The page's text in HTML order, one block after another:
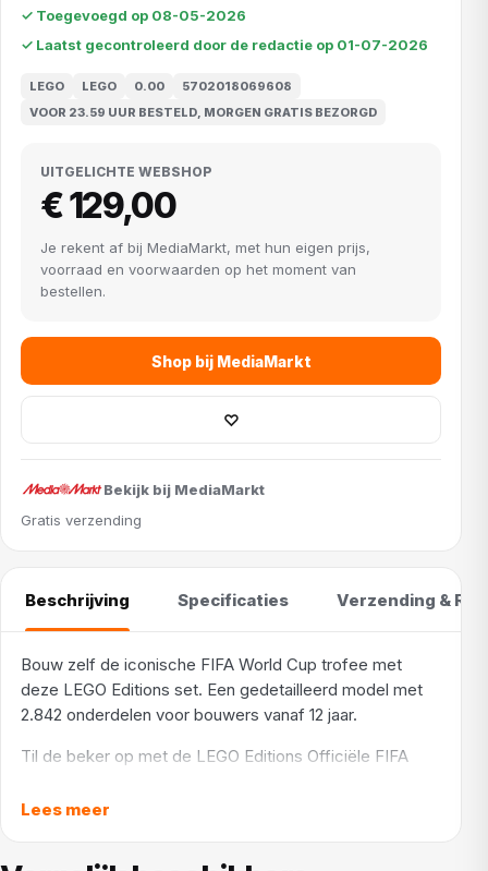
✓ Toegevoegd op 08-05-2026
✓ Laatst gecontroleerd door de redactie op 01-07-2026
LEGO LEGO 0.00
5702018069608
VOOR 23.59 UUR BESTELD, MORGEN GRATIS BEZORGD
UITGELICHTE WEBSHOP
€ 129,00
Je rekent af bij MediaMarkt, met hun eigen prijs,
voorraad en voorwaarden op het moment van
bestellen.
Shop bij MediaMarkt
♡
Bekijk bij MediaMarkt
Gratis verzending
Beschrijving Specificaties Verzending &
Bouw zelf de iconische FIFA World Cup trofee met
deze LEGO Editions set. Een gedetailleerd model met
2.842 onderdelen voor bouwers vanaf 12 jaar.
Til de beker op met de LEGO Editions Officiële FIFA
Editions. Je bouwt zelf de iconische trofee met
Lees meer